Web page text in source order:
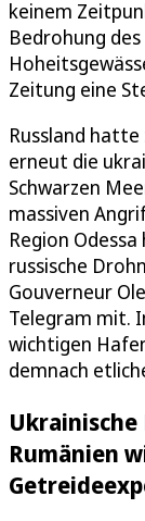
keinem
Bedrohung
Zeitung eine
Russland
erneut die
Schwarzen
massiven
Region
russische
Gouverneur
Telegram mit.
wichtigen
demnach
Ukrainische
Rumänien